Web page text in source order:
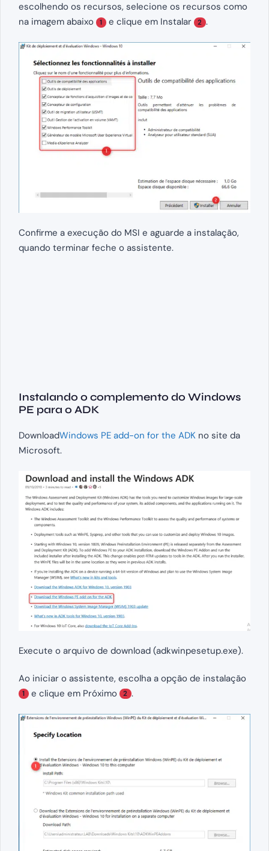
escolhendo os recursos, selecione os recursos como
na imagem abaixo
1 e clique em Instalar 2 .
Confirme a execução do MSI e aguarde a instalação,
quando terminar feche o assistente.
Instalando o complemento do Windows
PE para o ADK
DownloadWindows PE add-on for the ADK no site da
Microsoft.
Execute o arquivo de download (adkwinpesetup.exe).
Ao iniciar o assistente, escolha a opção de instalação
1 e clique em Próximo 2 .